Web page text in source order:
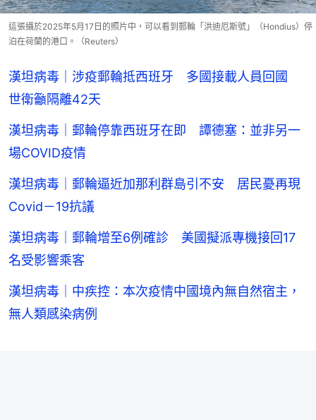
這張攝於2025年5月17日的照片中，可以看到郵輪「洪迪厄斯號」（Hondius）停
泊在荷蘭的港口。（Reuters）
漢坦病毒｜涉疫郵輪抵西班牙 多國接載人員回國
世衛籲隔離42天
漢坦病毒｜郵輪停靠西班牙在即 譚德塞：並非另一
場COVID疫情
漢坦病毒｜郵輪逼近加那利群島引不安 居民憂再現
Covid－19抗議
漢坦病毒｜郵輪增至6例確診 美國擬派專機接回17
名受影響乘客
漢坦病毒｜中疾控：本次疫情中國境內無自然宿主，
無人類感染病例